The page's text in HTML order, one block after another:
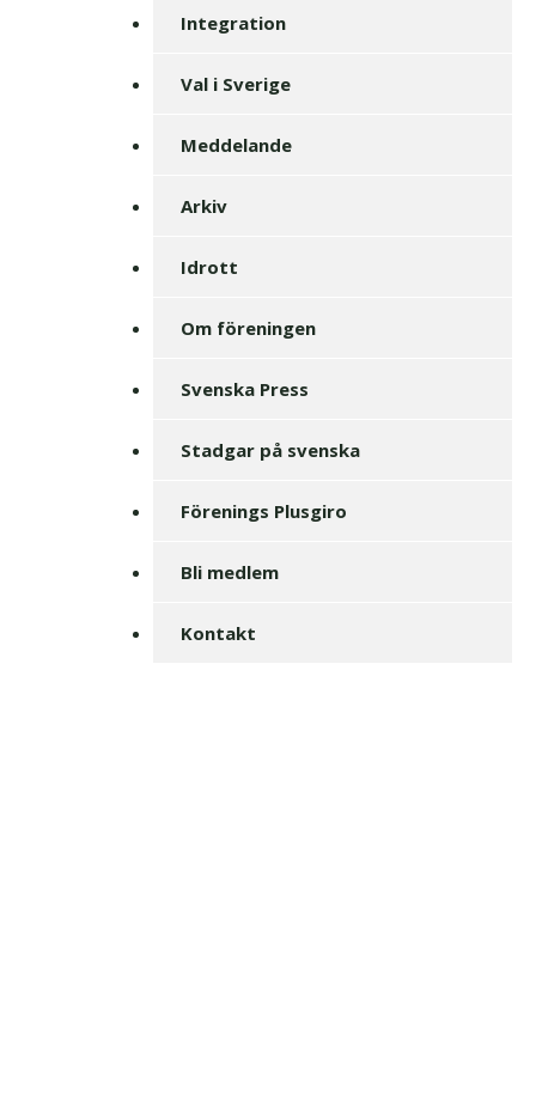
Integration
Val i Sverige
Meddelande
Arkiv
Idrott
Om föreningen
Svenska Press
Stadgar på svenska
Förenings Plusgiro
Bli medlem
Kontakt